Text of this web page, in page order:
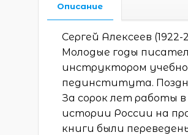
Описание
Сергей Алексеев
Молодые годы
инструктором
пединститута.
За сорок лет работы
истории России на
книги были